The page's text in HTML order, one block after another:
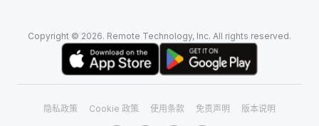
Copyright © 2026. Remote Technology, Inc. All rights reserved.
隐私政策 Cookie 政策 使用条款 免责声明 版本说明